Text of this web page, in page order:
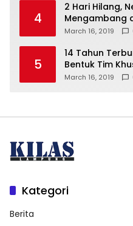
4
2 Hari Hilang,
Mengambang
March 16, 2019
5
14 Tahun
Bentuk Tim
March 16, 2019
Kategori
Berita